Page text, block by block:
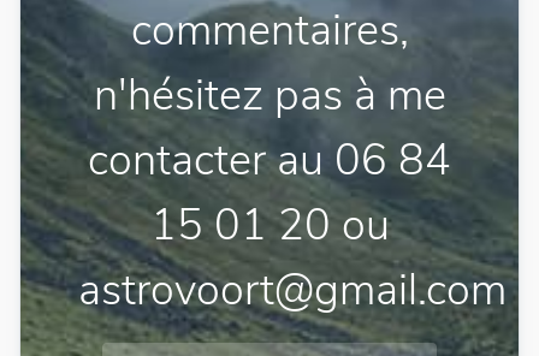
commentaires,
n'hésitez pas à me
contacter au 06 84
15 01 20 ou
astrovoort@gmail.com